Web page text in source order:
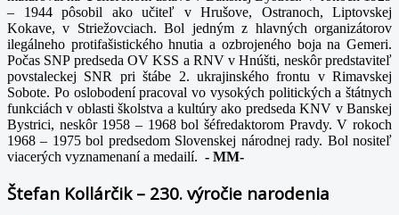
– 1944 pôsobil ako učiteľ v Hrušove, Ostranoch, Liptovskej
Kokave, v Striežovciach. Bol jedným z hlavných organizátorov
ilegálneho protifašistického hnutia a ozbrojeného boja na Gemeri.
Počas SNP predseda OV KSS a RNV v Hnúšti, neskôr predstaviteľ
povstaleckej SNR pri štábe 2. ukrajinského frontu v Rimavskej
Sobote. Po oslobodení pracoval vo vysokých politických a štátnych
funkciách v oblasti školstva a kultúry ako predseda KNV v Banskej
Bystrici, neskôr 1958 – 1968 bol šéfredaktorom Pravdy. V rokoch
1968 – 1975 bol predsedom Slovenskej národnej rady. Bol nositeľ
viacerých vyznamenaní a medailí. - MM-
Štefan Kollárčik – 230. výročie narodenia